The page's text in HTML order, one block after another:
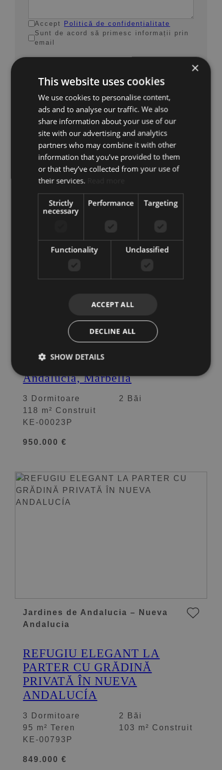
Accept
Politică de confidențialitate
Sunt de acord să primesc informații prin
email
DISTRIBUIE
ACEASTĂ
PROPRIETATE
PRINTEAZĂ
BROȘURĂ PDF
Proprietăți Similare
Nueva Andalucia – Marbella
Penthouse de vânzare în Nueva
Andalucia, Marbella
3 Dormitoare
2 Băi
118 m² Construit
950.000 €
KE-00023P
Jardines de Andalucia – Nueva
Andalucia
REFUGIU ELEGANT LA
PARTER CU GRĂDINĂ
PRIVATĂ ÎN NUEVA
ANDALUCÍA
3 Dormitoare
2 Băi
95 m² Teren
103 m² Construit
849.000 €
KE-00793P
×
This website uses cookies
We use cookies to personalise content,
ads and to analyse our traffic. We also
share information about your use of our
site with our advertising and analytics
partners who may combine it with other
information that you’ve provided to them
or that they’ve collected from your use of
their services.
Strictly
necessary
Performance Targeting
Functionality Unclassified
ACCEPT ALL
DECLINE ALL
SHOW DETAILS